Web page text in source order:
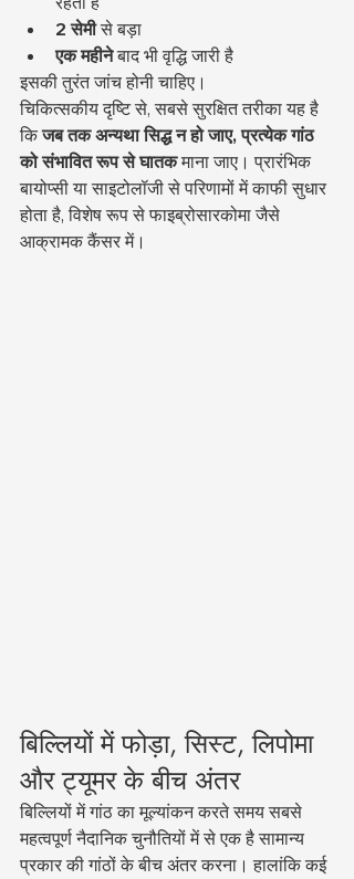
2 सेमी से बड़ा
एक महीने बाद भी वृद्धि जारी है
इसकी तुरंत जांच होनी चाहिए।
चिकित्सकीय दृष्टि से, सबसे सुरक्षित तरीका यह है
कि जब तक अन्यथा सिद्ध न हो जाए, प्रत्येक गांठ
को संभावित रूप से घातक माना जाए। प्रारंभिक
बायोप्सी या साइटोलॉजी से परिणामों में काफी सुधार
होता है, विशेष रूप से फाइब्रोसारकोमा जैसे
आक्रामक कैंसर में।
बिल्लियों में फोड़ा, सिस्ट, लिपोमा
और ट्यूमर के बीच अंतर
बिल्लियों में गांठ का मूल्यांकन करते समय सबसे
महत्वपूर्ण नैदानिक चुनौतियों में से एक है सामान्य
प्रकार की गांठों के बीच अंतर करना। हालांकि कई